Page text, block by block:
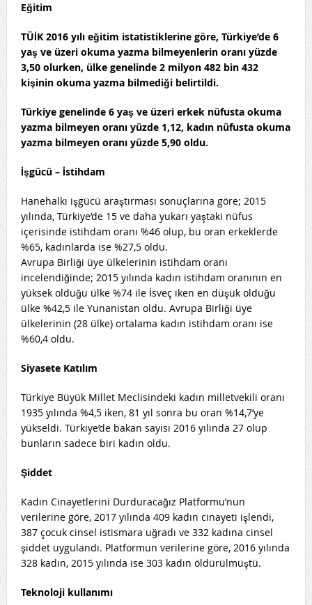
Eğitim
TÜİK 2016 yılı eğitim istatistiklerine göre, Türkiye’de 6
yaş ve üzeri okuma yazma bilmeyenlerin oranı yüzde
3,50 olurken, ülke genelinde 2 milyon 482 bin 432
kişinin okuma yazma bilmediği belirtildi.
Türkiye genelinde 6 yaş ve üzeri erkek nüfusta okuma
yazma bilmeyen oranı yüzde 1,12, kadın nüfusta okuma
yazma bilmeyen oranı yüzde 5,90 oldu.
İşgücü – İstihdam
Hanehalkı işgücü araştırması sonuçlarına göre; 2015
yılında, Türkiye’de 15 ve daha yukarı yaştaki nüfus
içerisinde istihdam oranı %46 olup, bu oran erkeklerde
%65, kadınlarda ise %27,5 oldu.
Avrupa Birliği üye ülkelerinin istihdam oranı
incelendiğinde; 2015 yılında kadın istihdam oranının en
yüksek olduğu ülke %74 ile İsveç iken en düşük olduğu
ülke %42,5 ile Yunanistan oldu. Avrupa Birliği üye
ülkelerinin (28 ülke) ortalama kadın istihdam oranı ise
%60,4 oldu.
Siyasete Katılım
Türkiye Büyük Millet Meclisindeki kadın milletvekili oranı
1935 yılında %4,5 iken, 81 yıl sonra bu oran %14,7’ye
yükseldi. Türkiye’de bakan sayısı 2016 yılında 27 olup
bunların sadece biri kadın oldu.
Şiddet
Kadın Cinayetlerini Durduracağız Platformu’nun
verilerine göre, 2017 yılında 409 kadın cinayeti işlendi,
387 çocuk cinsel istismara uğradı ve 332 kadına cinsel
şiddet uygulandı. Platformun verilerine göre, 2016 yılında
328 kadın, 2015 yılında ise 303 kadın öldürülmüştü.
Teknoloji kullanımı